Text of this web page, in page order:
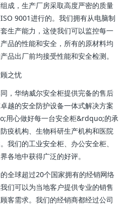
成，生产厂房采取高度严密的质量
9001进行的。我们拥有从电脑制
生产能力，这使我们可以监控每一
品的性能和安全，所有的原材料均
品出厂前均接受性能和安全检测。
之忧
华纳威尔安全柜提供完备的售后
越的安全防护设备一体式解决方案
用心做好每一台安全柜&rdquo;的承
疫机构、生物科研生产机构和医院
我们的工业安全柜、办公安全柜、
各地中获得广泛的好评。
球超过20个国家拥有的经销网络
们可以为当地客户提供专业的销售
客需求。我们的经销商都经过公司